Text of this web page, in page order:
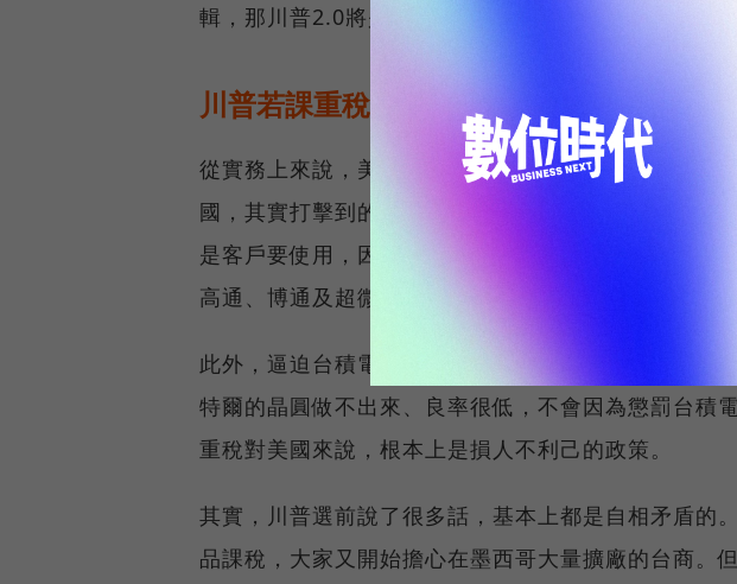
輯，那川普2.0將是一場災難。
川普若課重稅，反傷自家人
從實務上來說，美國若對台積電課重稅，或強迫台積
國，其實打擊到的是美國自家產業。台積電6成以上客
是客戶要使用，因此課稅成本不可能獨自吸收，大量
高通、博通及超微這些客戶被美國政府課稅。
此外，逼迫台積電付保護費，對提升美國半導體製造
特爾的晶圓做不出來、良率很低，不會因為懲罰台積
重稅對美國來說，根本上是損人不利己的政策。
其實，川普選前說了很多話，基本上都是自相矛盾的
品課稅，大家又開始擔心在墨西哥大量擴廠的台商。